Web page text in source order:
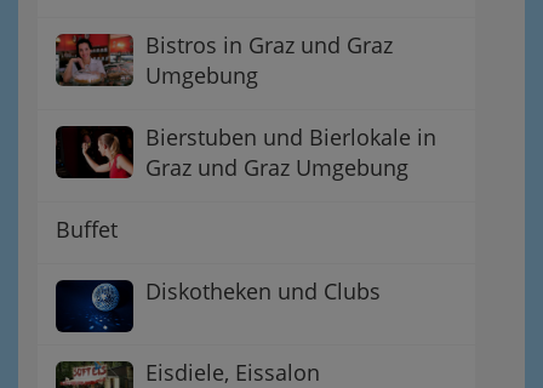
Bistros in Graz und Graz
Umgebung
Bierstuben und Bierlokale in
Graz und Graz Umgebung
Buffet
Diskotheken und Clubs
Eisdiele, Eissalon